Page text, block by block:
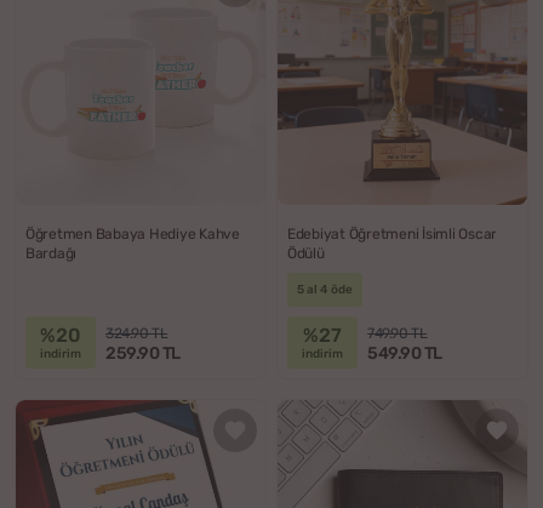
Öğretmen Babaya Hediye Kahve
Bardağı
%20
indirim
324.90 TL
259.90 TL
Edebiyat Öğretmeni İsimli Oscar
Ödülü
5 al 4 öde
%27
indirim
749.90 TL
549.90 TL